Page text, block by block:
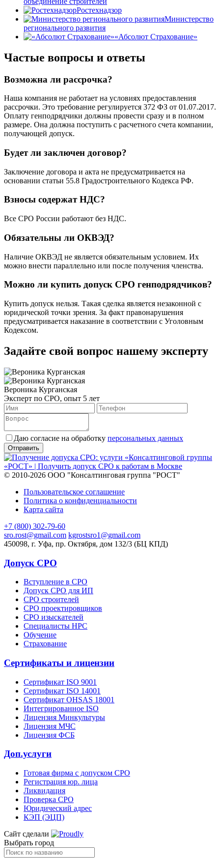
Ростехнадзор
Министерство
регионального развития
«Абсолют Страхование»
Частые вопросы и ответы
Возможна ли рассрочка?
Наша компания не работает на условиях предоставления
рассрочки. Это требование регулируется 372 ФЗ от 01.07.2017.
Оплату генподрядчики должны провести сразу и в полном
размере. Она должна поступить с расчетного счета компании,
получающей допуск.
Будет ли заключен договор?
Заключение договора и акта не предусматривается на
основании статьи 55.8 Градостроительного Кодекса РФ.
Взносы содержат НДС?
Все СРО России работают без НДС.
Обязательны ли ОКВЭД?
Наличие ОКВЭД не является обязательным условием. Их
можно внести параллельно или после получения членства.
Можно ли купить допуск СРО генподрядчиков?
Купить допуск нельзя. Такая сделка является незаконной с
юридической точки зрения. За факт правонарушения
предусматривается наказание в соответствии с Уголовным
Кодексом.
Задайте свой вопрос нашему эксперту
Вероника Курганская
Эксперт по СРО, опыт 5 лет
Даю согласие на обработку персональных данных
© 2010-2026 ООО "Консалтинговая группа "РОСТ"
Пользовательское соглашение
Политика о конфиденциальности
Карта сайта
+7 (800) 302-79-60
sro.rost@gmail.com kgrostsro1@gmail.com
450098, г. Уфа, пр. Октября, дом 132/3 (БЦ КПД)
Допуск СРО
Вступление в СРО
Допуск СРО для ИП
СРО строителей
СРО проектировщиков
СРО изыскателей
Специалисты НРС
Обучение
Страхование
Сертификаты и лицензии
Сертификат ISO 9001
Сертификат ISO 14001
Сертификат OHSAS 18001
Интегрированное ISO
Лицензия Минкультуры
Лицензия МЧС
Лицензия ФСБ
Доп.услуги
Готовая фирма с допуском СРО
Регистрация юр. лица
Ликвидация
Проверка СРО
Юридический адрес
КЭП (ЭЦП)
Сайт сделали
Выбрать город